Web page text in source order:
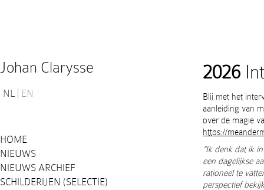
Johan Clarysse
NL EN
HOME
NIEUWS
NIEUWS ARCHIEF
SCHILDERIJEN (SELECTIE)
2026
Blij met het
aanleiding van
over de magie
https://
“Ik denk dat ik
een dagelijkse
rationeel te
perspectief